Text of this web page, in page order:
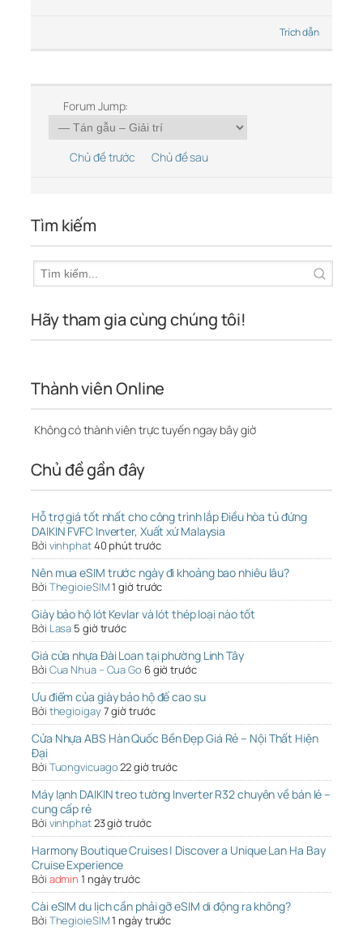
Trích dẫn
Forum Jump:
Chủ đề trước Chủ đề sau
Tìm kiếm
Hãy tham gia cùng chúng tôi!
Thành viên Online
Không có thành viên trực tuyến ngay bây giờ
Chủ đề gần đây
Hỗ trợ giá tốt nhất cho công trình lắp Điều hòa tủ đứng
DAIKIN FVFC Inverter, Xuất xứ Malaysia
Bởi vinhphat40 phút trước
Nên mua eSIM trước ngày đi khoảng bao nhiêu lâu?
Bởi ThegioieSIM1 giờ trước
Giày bảo hộ lót Kevlar và lót thép loại nào tốt
Bởi Lasa 5 giờ trước
Giá cửa nhựa Đài Loan tại phường Linh Tây
Bởi Cua Nhua – Cua Go 6 giờ trước
Ưu điểm của giày bảo hộ đế cao su
Bởi thegioigay7 giờ trước
Cửa Nhựa ABS Hàn Quốc Bền Đẹp Giá Rẻ – Nội Thất Hiện
Đại
Bởi Tuongvicuago22 giờ trước
Máy lạnh DAIKIN treo tường Inverter R32 chuyên về bán lẻ –
cung cấp rẻ
Bởi vinhphat23 giờ trước
Harmony Boutique Cruises | Discover a Unique Lan Ha Bay
Cruise Experience
Bởi admin 1 ngày trước
Cài eSIM du lịch cần phải gỡ eSIM di động ra không?
Bởi ThegioieSIM1 ngày trước